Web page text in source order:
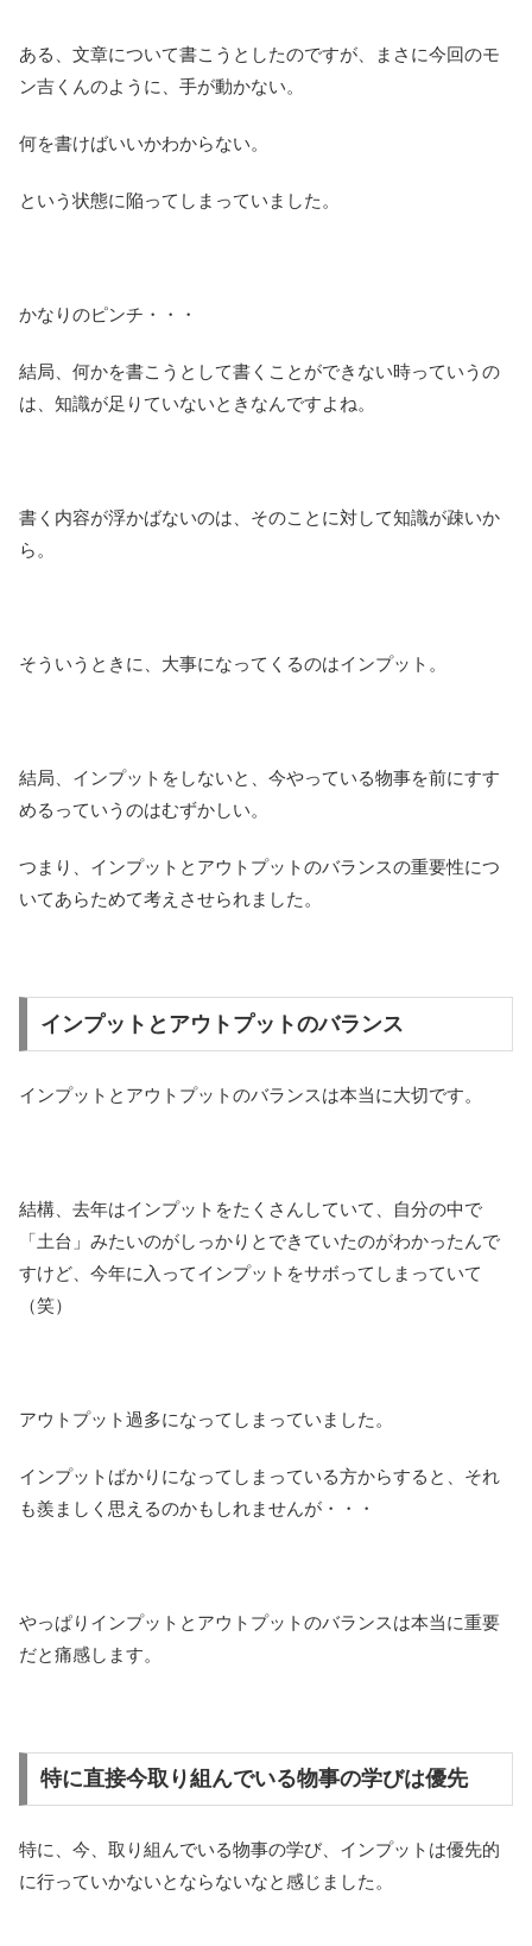
ある、文章について書こうとしたのですが、まさに今回のモ
ン吉くんのように、手が動かない。
何を書けばいいかわからない。
という状態に陥ってしまっていました。
かなりのピンチ・・・
結局、何かを書こうとして書くことができない時っていうの
は、知識が足りていないときなんですよね。
書く内容が浮かばないのは、そのことに対して知識が疎いか
ら。
そういうときに、大事になってくるのはインプット。
結局、インプットをしないと、今やっている物事を前にすす
めるっていうのはむずかしい。
つまり、インプットとアウトプットのバランスの重要性につ
いてあらためて考えさせられました。
インプットとアウトプットのバランス
インプットとアウトプットのバランスは本当に大切です。
結構、去年はインプットをたくさんしていて、自分の中で
「土台」みたいのがしっかりとできていたのがわかったんで
すけど、今年に入ってインプットをサボってしまっていて
（笑）
アウトプット過多になってしまっていました。
インプットばかりになってしまっている方からすると、それ
も羨ましく思えるのかもしれませんが・・・
やっぱりインプットとアウトプットのバランスは本当に重要
だと痛感します。
特に直接今取り組んでいる物事の学びは優先
特に、今、取り組んでいる物事の学び、インプットは優先的
に行っていかないとならないなと感じました。